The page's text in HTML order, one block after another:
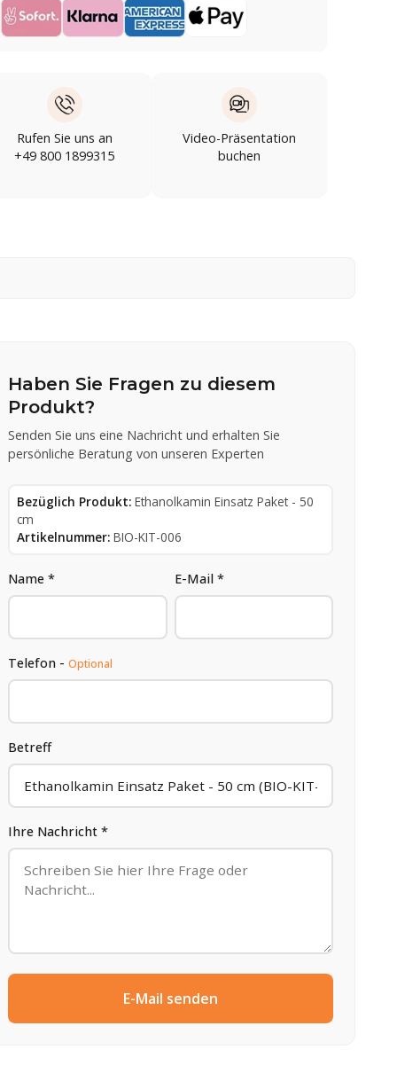
Rufen Sie uns an
+49 800 1899315
Video-Präsentation
buchen
Haben Sie Fragen zu diesem
Produkt?
Senden Sie uns eine Nachricht und erhalten Sie
persönliche Beratung von unseren Experten
Bezüglich Produkt: Ethanolkamin Einsatz Paket - 50
cm
Artikelnummer: BIO-KIT-006
Name * E-Mail *
Telefon -Optional
Betreff
Ihre Nachricht *
E-Mail senden